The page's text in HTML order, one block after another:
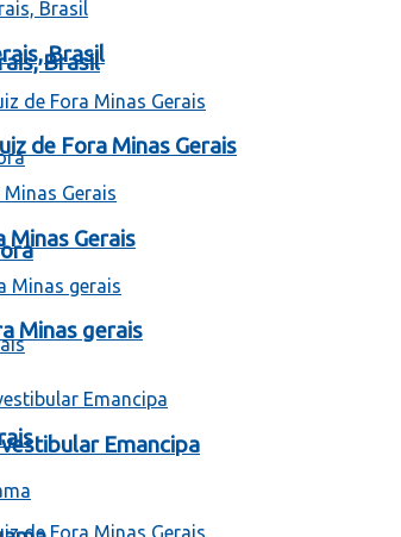
Brasil
Brasil
de Fora Minas Gerais
Minas Gerais
Minas gerais
Emancipa